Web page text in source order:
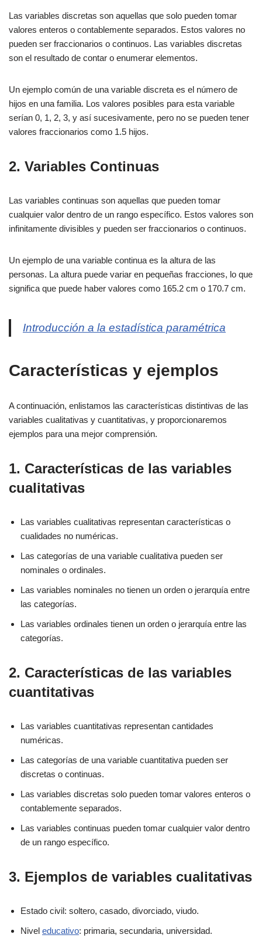
Las variables discretas son aquellas que solo pueden tomar
valores enteros o contablemente separados. Estos valores no
pueden ser fraccionarios o continuos. Las variables discretas
son el resultado de contar o enumerar elementos.
Un ejemplo común de una variable discreta es el número de
hijos en una familia. Los valores posibles para esta variable
serían 0, 1, 2, 3, y así sucesivamente, pero no se pueden tener
valores fraccionarios como 1.5 hijos.
2. Variables Continuas
Las variables continuas son aquellas que pueden tomar
cualquier valor dentro de un rango específico. Estos valores son
infinitamente divisibles y pueden ser fraccionarios o continuos.
Un ejemplo de una variable continua es la altura de las
personas. La altura puede variar en pequeñas fracciones, lo que
significa que puede haber valores como 165.2 cm o 170.7 cm.
Introducción a la estadística paramétrica
Características y ejemplos
A continuación, enlistamos las características distintivas de las
variables cualitativas y cuantitativas, y proporcionaremos
ejemplos para una mejor comprensión.
1. Características de las variables
cualitativas
Las variables cualitativas representan características o
cualidades no numéricas.
Las categorías de una variable cualitativa pueden ser
nominales o ordinales.
Las variables nominales no tienen un orden o jerarquía entre
las categorías.
Las variables ordinales tienen un orden o jerarquía entre las
categorías.
2. Características de las variables
cuantitativas
Las variables cuantitativas representan cantidades
numéricas.
Las categorías de una variable cuantitativa pueden ser
discretas o continuas.
Las variables discretas solo pueden tomar valores enteros o
contablemente separados.
Las variables continuas pueden tomar cualquier valor dentro
de un rango específico.
3. Ejemplos de variables cualitativas
Estado civil: soltero, casado, divorciado, viudo.
Nivel educativo: primaria, secundaria, universidad.